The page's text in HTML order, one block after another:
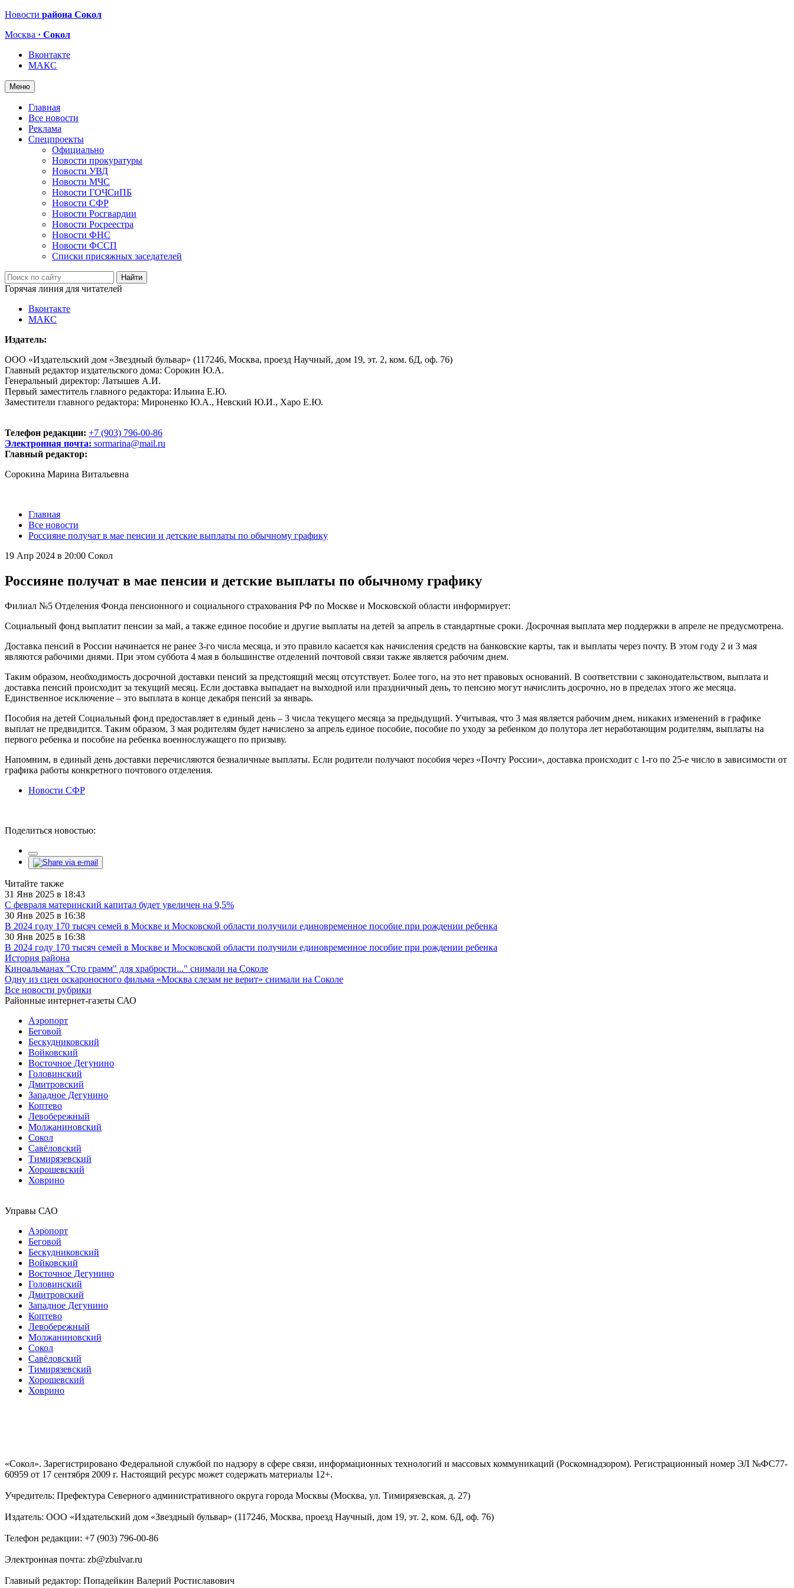
Новости района Сокол
Москва · Сокол
Вконтакте
МАКС
Меню
Главная
Все новости
Реклама
Спецпроекты
Официально
Новости прокуратуры
Новости УВД
Новости МЧС
Новости ГОЧСиПБ
Новости СФР
Новости Росгвардии
Новости Росреестра
Новости ФНС
Новости ФССП
Списки присяжных заседателей
Горячая линия для читателей
Вконтакте
МАКС
Издатель:
ООО «Издательский дом «Звездный бульвар» (117246, Москва, проезд Научный, дом 19, эт. 2, ком. 6Д, оф. 76)
Главный редактор издательского дома: Сорокин Ю.А.
Генеральный директор: Латышев А.И.
Первый заместитель главного редактора: Ильина Е.Ю.
Заместители главного редактора: Мироненко Ю.А., Невский Ю.И., Харо Е.Ю.
Телефон редакции: +7 (903) 796-00-86
Электронная почта: sormarina@mail.ru
Главный редактор:
Сорокина Марина Витальевна
Главная
Все новости
Россияне получат в мае пенсии и детские выплаты по обычному графику
19 Апр 2024 в 20:00 Сокол
Россияне получат в мае пенсии и детские выплаты по обычному графику
Филиал №5 Отделения Фонда пенсионного и социального страхования РФ по Москве и Московской области информирует:
Социальный фонд выплатит пенсии за май, а также единое пособие и другие выплаты на детей за апрель в стандартные сроки. Досрочная выплата мер поддержки в апреле не предусмотрена.
Доставка пенсий в России начинается не ранее 3-го числа месяца, и это правило касается как начисления средств на банковские карты, так и выплаты через почту. В этом году 2 и 3 мая
являются рабочими днями. При этом суббота 4 мая в большинстве отделений почтовой связи также является рабочим днем.
Таким образом, необходимость досрочной доставки пенсий за предстоящий месяц отсутствует. Более того, на это нет правовых оснований. В соответствии с законодательством, выплата и
доставка пенсий происходит за текущий месяц. Если доставка выпадает на выходной или праздничный день, то пенсию могут начислить досрочно, но в пределах этого же месяца.
Единственное исключение – это выплата в конце декабря пенсий за январь.
Пособия на детей Социальный фонд предоставляет в единый день – 3 числа текущего месяца за предыдущий. Учитывая, что 3 мая является рабочим днем, никаких изменений в графике
выплат не предвидится. Таким образом, 3 мая родителям будет начислено за апрель единое пособие, пособие по уходу за ребенком до полутора лет неработающим родителям, выплаты на
первого ребенка и пособие на ребенка военнослужащего по призыву.
Напомним, в единый день доставки перечисляются безналичные выплаты. Если родители получают пособия через «Почту России», доставка происходит с 1-го по 25-е число в зависимости от
графика работы конкретного почтового отделения.
Новости СФР
Поделиться новостью:
Читайте также
31 Янв 2025 в 18:43
С февраля материнский капитал будет увеличен на 9,5%
30 Янв 2025 в 16:38
В 2024 году 170 тысяч семей в Москве и Московской области получили единовременное пособие при рождении ребенка
30 Янв 2025 в 16:38
В 2024 году 170 тысяч семей в Москве и Московской области получили единовременное пособие при рождении ребенка
История района
Киноальманах "Сто грамм" для храбрости..." снимали на Соколе
Одну из сцен оскароносного фильма «Москва слезам не верит» снимали на Соколе
Все новости рубрики
Районные интернет-газеты САО
Аэропорт
Беговой
Бескудниковский
Войковский
Восточное Дегунино
Головинский
Дмитровский
Западное Дегунино
Коптево
Левобережный
Молжаниновский
Сокол
Савёловский
Тимирязевский
Хорошевский
Ховрино
Управы САО
Аэропорт
Беговой
Бескудниковский
Войковский
Восточное Дегунино
Головинский
Дмитровский
Западное Дегунино
Коптево
Левобережный
Молжаниновский
Сокол
Савёловский
Тимирязевский
Хорошевский
Ховрино
«Сокол». Зарегистрировано Федеральной службой по надзору в сфере связи, информационных технологий и массовых коммуникаций (Роскомнадзором). Регистрационный номер ЭЛ №ФС77-
60959 от 17 сентября 2009 г. Настоящий ресурс может содержать материалы 12+.
Учредитель: Префектура Северного административного округа города Москвы (Москва, ул. Тимирязевская, д. 27)
Издатель: ООО «Издательский дом «Звездный бульвар» (117246, Москва, проезд Научный, дом 19, эт. 2, ком. 6Д, оф. 76)
Телефон редакции: +7 (903) 796-00-86
Электронная почта: zb@zbulvar.ru
Главный редактор: Попадейкин Валерий Ростиславович